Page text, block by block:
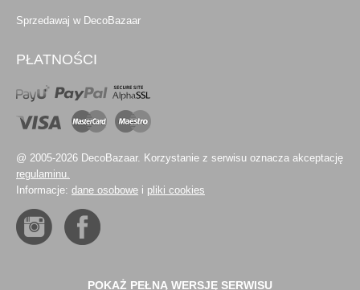
Sprzedawaj w DecoBazaar
PŁATNOŚCI
@ 2005-2026 DecoBazaar. Korzystanie z serwisu oznacza akceptację
regulaminu.
Informacje: dane osobowe i pliki cookies
POKAŻ PEŁNĄ WERSJĘ SERWISU